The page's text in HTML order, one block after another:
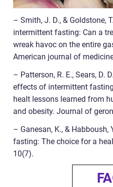
– Smith, J. D., & Goldstone,
intermittent fasting: Can a
wreak havoc on the entire
American journal of
– Patterson, R. E., Sears, D.
effects of intermittent
healt lessons learned from
and obesity. Journal of
– Ganesan, K., & Habboush,
fasting: The choice for a
10(7).